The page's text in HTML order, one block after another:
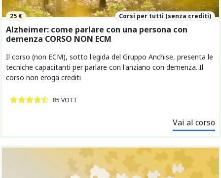
25 € Corsi per tutti (senza crediti)
Alzheimer: come parlare con una persona con
demenza CORSO NON ECM
Il corso (non ECM), sotto l'egida del Gruppo Anchise, presenta le
tecniche capacitanti per parlare con l'anziano con demenza. Il
corso non eroga crediti
85 VOTI
Vai al corso